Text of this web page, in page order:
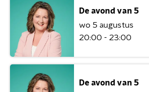
De avond van 5
wo 5 augustus
20:00 - 23:00
De avond van 5